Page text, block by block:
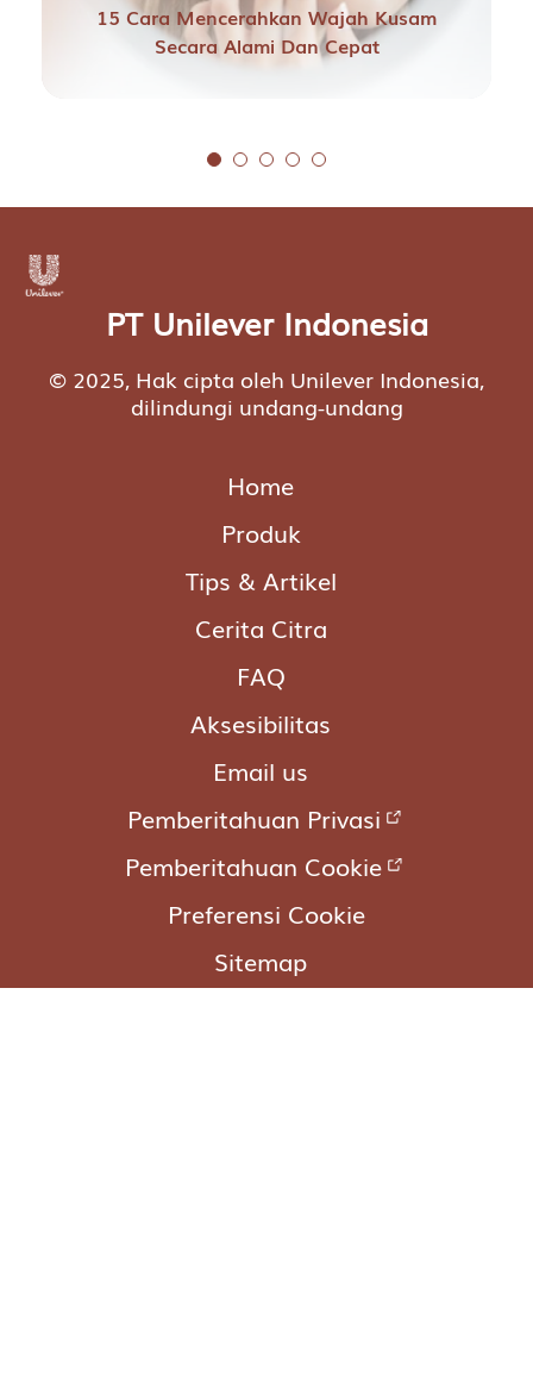
15 Cara Mencerahkan Wajah Kusam
Secara Alami Dan Cepat
PT Unilever Indonesia
© 2025, Hak cipta oleh Unilever Indonesia,
dilindungi undang-undang
Home
Produk
Tips & Artikel
Cerita Citra
FAQ
Aksesibilitas
Email us
Pemberitahuan Privasi
Pemberitahuan Cookie
Preferensi Cookie
Sitemap